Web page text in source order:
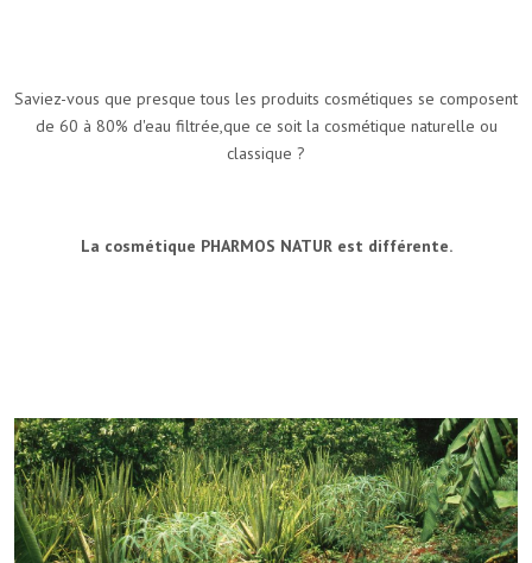
Saviez-vous que presque tous les produits cosmétiques se composent
de 60 à 80% d'eau filtrée,que ce soit la cosmétique naturelle ou
classique ?
La cosmétique PHARMOS NATUR est différente.